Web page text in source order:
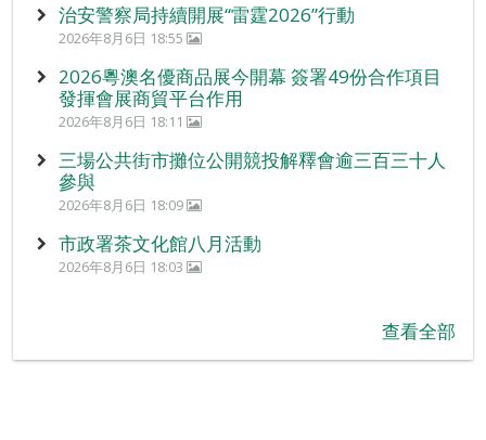
治安警察局持續開展“雷霆2026”行動
2026年8月6日 18:55
2026粵澳名優商品展今開幕 簽署49份合作項目
發揮會展商貿平台作用
2026年8月6日 18:11
三場公共街市攤位公開競投解釋會逾三百三十人
參與
2026年8月6日 18:09
市政署茶文化館八月活動
2026年8月6日 18:03
查看全部